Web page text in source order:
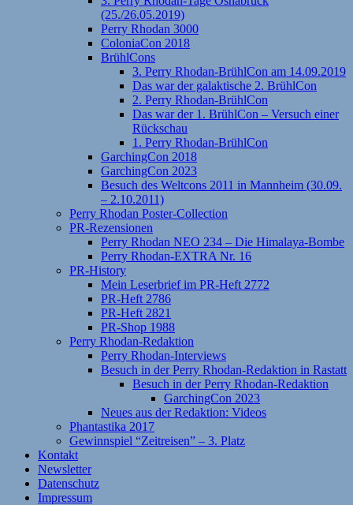
(25./26.05.2019)
Perry Rhodan 3000
ColoniaCon 2018
BrühlCons
3. Perry Rhodan-BrühlCon am 14.09.2019
Das war der galaktische 2. BrühlCon
2. Perry Rhodan-BrühlCon
Das war der 1. BrühlCon – Versuch einer
Rückschau
1. Perry Rhodan-BrühlCon
GarchingCon 2018
GarchingCon 2023
Besuch des Weltcons 2011 in Mannheim (30.09.
– 2.10.2011)
Perry Rhodan Poster-Collection
PR-Rezensionen
Perry Rhodan NEO 234 – Die Himalaya-Bombe
Perry Rhodan-EXTRA Nr. 16
PR-History
Mein Leserbrief im PR-Heft 2772
PR-Heft 2786
PR-Heft 2821
PR-Shop 1988
Perry Rhodan-Redaktion
Perry Rhodan-Interviews
Besuch in der Perry Rhodan-Redaktion in Rastatt
Besuch in der Perry Rhodan-Redaktion
GarchingCon 2023
Neues aus der Redaktion: Videos
Phantastika 2017
Gewinnspiel “Zeitreisen” – 3. Platz
Kontakt
Newsletter
Datenschutz
Impressum